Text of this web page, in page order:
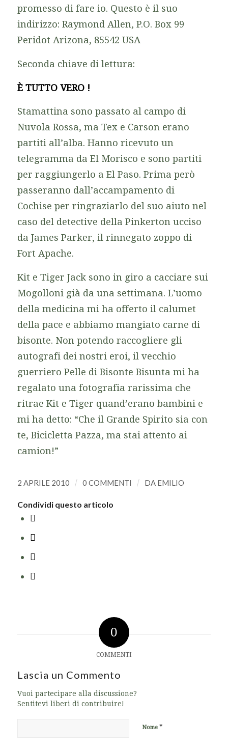
promesso di fare io. Questo è il suo
indirizzo: Raymond Allen, P.O. Box 99
Peridot Arizona, 85542 USA
Seconda chiave di lettura:
È TUTTO VERO !
Stamattina sono passato al campo di
Nuvola Rossa, ma Tex e Carson erano
partiti all’alba. Hanno ricevuto un
telegramma da El Morisco e sono partiti
per raggiungerlo a El Paso. Prima però
passeranno dall’accampamento di
Cochise per ringraziarlo del suo aiuto nel
caso del detective della Pinkerton ucciso
da James Parker, il rinnegato zoppo di
Fort Apache.
Kit e Tiger Jack sono in giro a cacciare sui
Mogolloni già da una settimana. L’uomo
della medicina mi ha offerto il calumet
della pace e abbiamo mangiato carne di
bisonte. Non potendo raccogliere gli
autografi dei nostri eroi, il vecchio
guerriero Pelle di Bisonte Bisunta mi ha
regalato una fotografia rarissima che
ritrae Kit e Tiger quand’erano bambini e
mi ha detto: “Che il Grande Spirito sia con
te, Bicicletta Pazza, ma stai attento ai
camion!”
2 APRILE 2010 / 0 COMMENTI / DA EMILIO
Condividi questo articolo
0
COMMENTI
Lascia un Commento
Vuoi partecipare alla discussione?
Sentitevi liberi di contribuire!
Nome *